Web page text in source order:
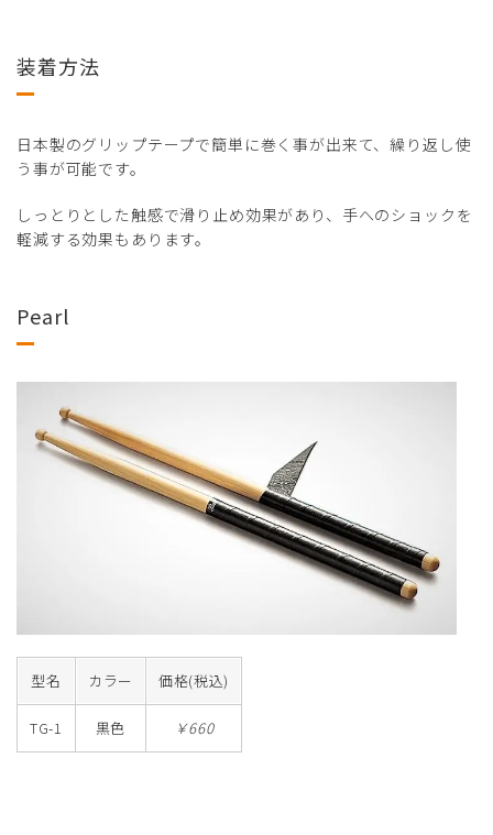
装着方法
日本製のグリップテープで簡単に巻く事が出来て、繰り返し使
う事が可能です。
しっとりとした触感で滑り止め効果があり、手へのショックを
軽減する効果もあります。
Pearl
型名 カラー 価格(税込)
TG-1 黒色 ￥660